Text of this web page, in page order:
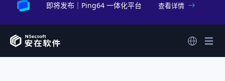
即将发布｜Ping64 一体化平台 查看详情